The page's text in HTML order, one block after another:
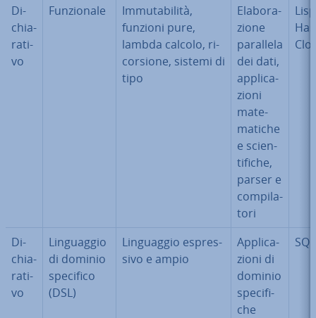
Di­
chia­
ra­ti­
vo
Fun­zio­na­le
Im­mu­ta­bi­li­tà,
funzioni pure,
lambda calcolo, ri­
cor­sio­ne, sistemi di
tipo
Ela­bo­ra­
zio­ne
parallela
dei dati,
ap­pli­ca­
zio­ni
ma­te­
ma­ti­che
e scien­
ti­fi­che,
parser e
com­pi­la­
to­ri
Di­
chia­
ra­ti­
vo
Lin­guag­gio
di dominio
specifico
(DSL)
Lin­guag­gio espres­
si­vo e ampio
Ap­pli­ca­
zio­ni di
dominio
spe­ci­fi­
che